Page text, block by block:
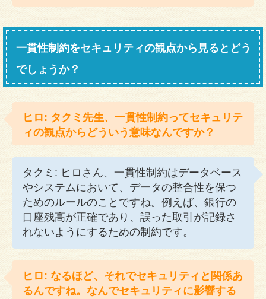
一貫性制約をセキュリティの観点から見るとどう
でしょうか？
ヒロ: タクミ先生、一貫性制約ってセキュリテ
ィの観点からどういう意味なんですか？
タクミ: ヒロさん、一貫性制約はデータベース
やシステムにおいて、データの整合性を保つ
ためのルールのことですね。例えば、銀行の
口座残高が正確であり、誤った取引が記録さ
れないようにするための制約です。
ヒロ: なるほど、それでセキュリティと関係あ
るんですね。なんでセキュリティに影響する